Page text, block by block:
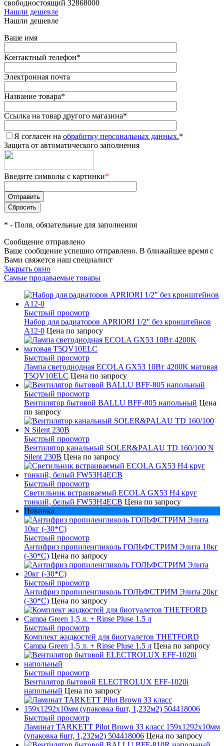
свободностоящий 32868000
Нашли дешевле
Нашли дешевле
Ваше имя
Контактный телефон*
Электронная почта
Название товара*
Ссылка на товар другого магазина*
Я согласен на обработку персональных данных.*
Защита от автоматического заполнения
Введите символы с картинки*
* - Поля, обязательные для заполнения
Сообщение отправлено
Ваше сообщение успешно отправлено. В ближайшее время с
Вами свяжется наш специалист
Закрыть окно
Самые продаваемые товары
Быстрый просмотр
Набор для радиаторов APRIORI 1/2" без кронштейнов
A12-0 Цена по запросу
Быстрый просмотр
Лампа светодиодная ECOLA GX53 10Вт 4200K матовая
T5QV10ELC Цена по запросу
Быстрый просмотр
Вентилятор бытовой BALLU BFF-805 напольный Цена
по запросу
Быстрый просмотр
Вентилятор канальный SOLER&PALAU TD 160/100 N
Silent 230В Цена по запросу
Быстрый просмотр
Светильник встраиваемый ECOLA GX53 H4 круг
тонкий, белый FW53H4ECB Цена по запросу
Новинка
Быстрый просмотр
Антифриз пропиленгликоль ГОЛЬФСТРИМ Элита 10кг
(-30*С) Цена по запросу
Быстрый просмотр
Антифриз пропиленгликоль ГОЛЬФСТРИМ Элита 20кг
(-30*С) Цена по запросу
Быстрый просмотр
Комплект жидкостей для биотуалетов THETFORD
Campa Green 1,5 л. + Rinse Pluse 1.5 л Цена по запросу
Быстрый просмотр
Вентилятор бытовой ELECTROLUX EFF-1020i
напольный Цена по запросу
Быстрый просмотр
Ламинат TARKETT Pilot Brown 33 класс 159х1292х10мм
(упаковка 6шт, 1,232м2) 504418006 Цена по запросу